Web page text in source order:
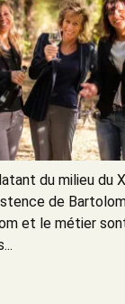
du milieu du
de
et le métier